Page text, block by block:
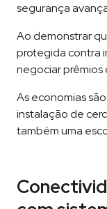
segurança
Ao demonstrar
protegida contra
negociar prêmios
As economias
instalação de
também uma